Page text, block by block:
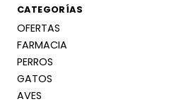
CATEGORÍAS
OFERTAS
FARMACIA
PERROS
GATOS
AVES